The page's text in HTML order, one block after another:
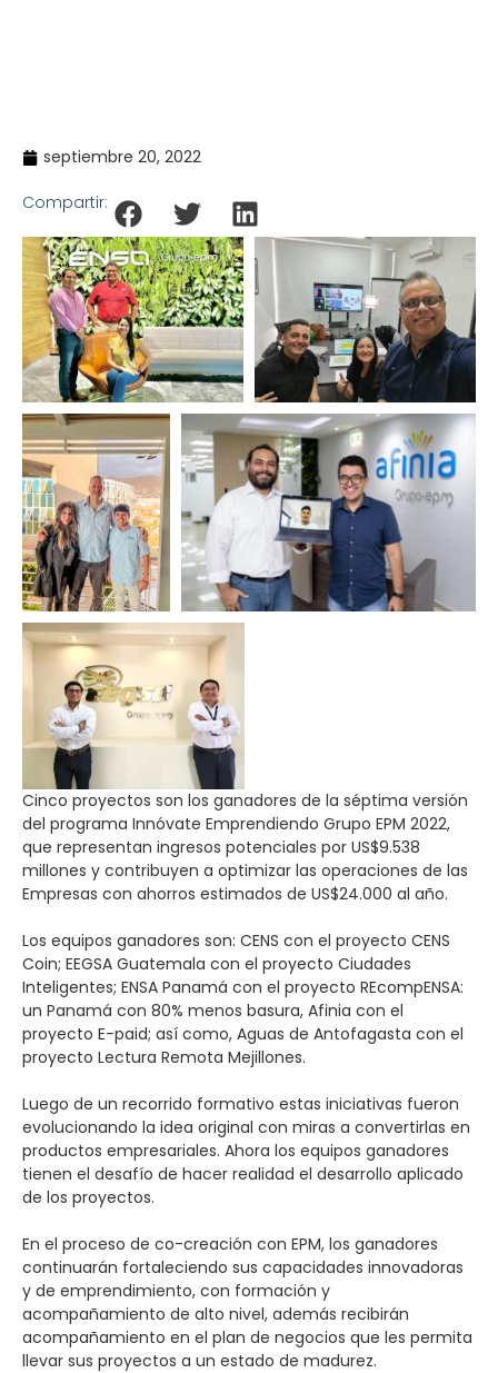
septiembre 20, 2022
Compartir:
Cinco proyectos son los ganadores de la séptima versión
del programa Innóvate Emprendiendo Grupo EPM 2022,
que representan ingresos potenciales por US$9.538
millones y contribuyen a optimizar las operaciones de las
Empresas con ahorros estimados de US$24.000 al año.
Los equipos ganadores son: CENS con el proyecto CENS
Coin; EEGSA Guatemala con el proyecto Ciudades
Inteligentes; ENSA Panamá con el proyecto REcompENSA:
un Panamá con 80% menos basura, Afinia con el
proyecto E-paid; así como, Aguas de Antofagasta con el
proyecto Lectura Remota Mejillones.
Luego de un recorrido formativo estas iniciativas fueron
evolucionando la idea original con miras a convertirlas en
productos empresariales. Ahora los equipos ganadores
tienen el desafío de hacer realidad el desarrollo aplicado
de los proyectos.
En el proceso de co-creación con EPM, los ganadores
continuarán fortaleciendo sus capacidades innovadoras
y de emprendimiento, con formación y
acompañamiento de alto nivel, además recibirán
acompañamiento en el plan de negocios que les permita
llevar sus proyectos a un estado de madurez.